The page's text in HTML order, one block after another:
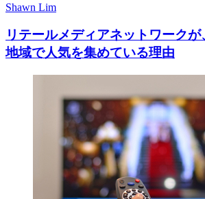
Shawn Lim
リテールメディアネットワーク
地域で人気を集めている理由